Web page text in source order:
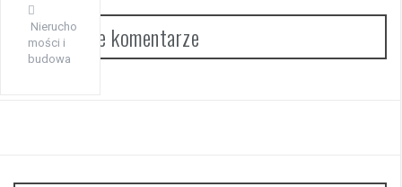
Nierucho
mości i
budowa
Najnowsze komentarze